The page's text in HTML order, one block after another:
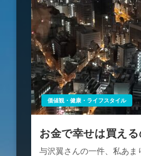
価値観・健康・ライフスタイル
お金で幸せは買える
与沢翼さんの一件、私あま